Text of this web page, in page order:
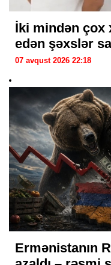
İki mindən çox
edən şəxslər
07 avqust 2026 22:18
Ermənistanın